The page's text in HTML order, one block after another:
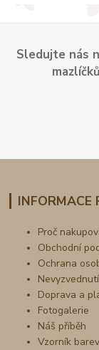
Sledujte nás
INFORMACE
Proč
Obchodní
Ochrana
Doprava a
Fotogalerie
Náš příběh
Vzorník barev